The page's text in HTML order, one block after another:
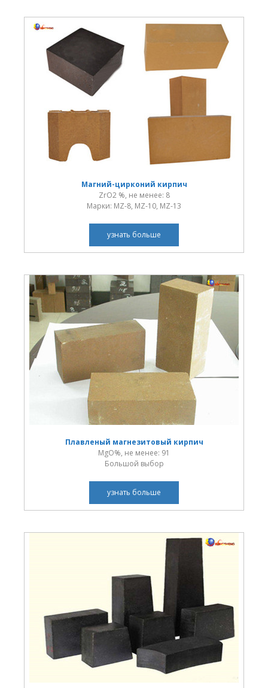
Магний-цирконий кирпич
ZrO2 %, не менее: 8
Марки: MZ-8, MZ-10, MZ-13
узнать больше
Плавленый магнезитовый кирпич
MgO%, не менее: 91
Большой выбор
узнать больше